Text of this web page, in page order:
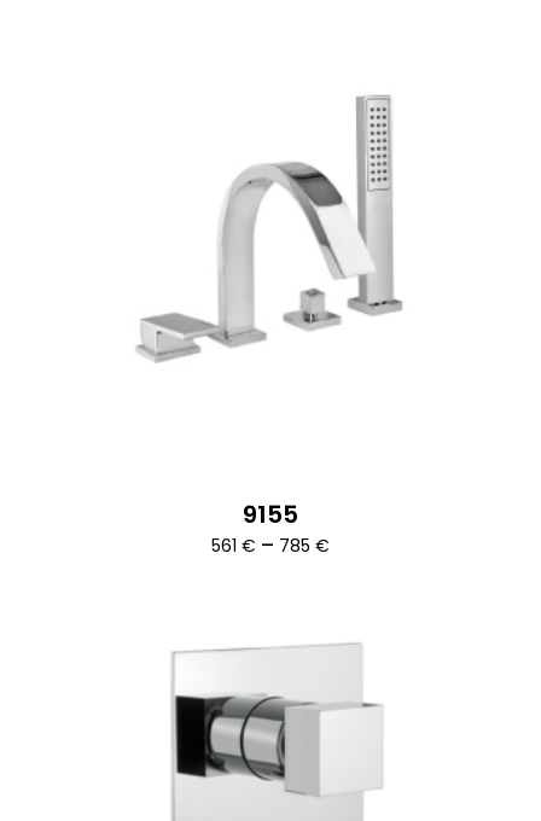
9155
561 € – 785 €Ártartomány: